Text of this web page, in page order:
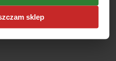
sklep